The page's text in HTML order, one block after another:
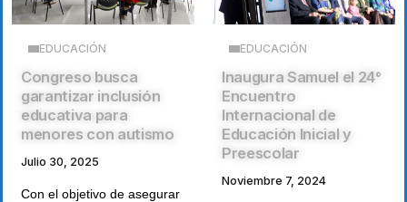
EDUCACIÓN
Congreso busca
garantizar inclusión
educativa para
menores con autismo
Julio 30, 2025
Con el objetivo de asegurar
EDUCACIÓN
Inaugura Samuel el 24°
Encuentro
Internacional de
Educación Inicial y
Preescolar
Noviembre 7, 2024